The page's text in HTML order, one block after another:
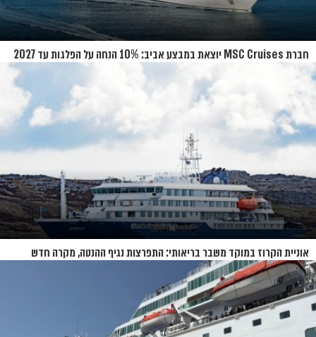
חברת MSC Cruises יוצאת במבצע אביב: 10% הנחה על הפלגות עד 2027
אוניית הקרוז במוקד משבר בריאותי: התפרצות נגיף ההנטה, מקרה חדש
בשווייץ ומחלוקת בין מדינות